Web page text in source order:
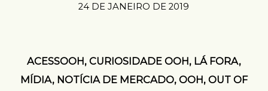
24 DE JANEIRO DE 2019
ACESSOOH, CURIOSIDADE OOH, LÁ FORA,
MÍDIA, NOTÍCIA DE MERCADO, OOH, OUT OF